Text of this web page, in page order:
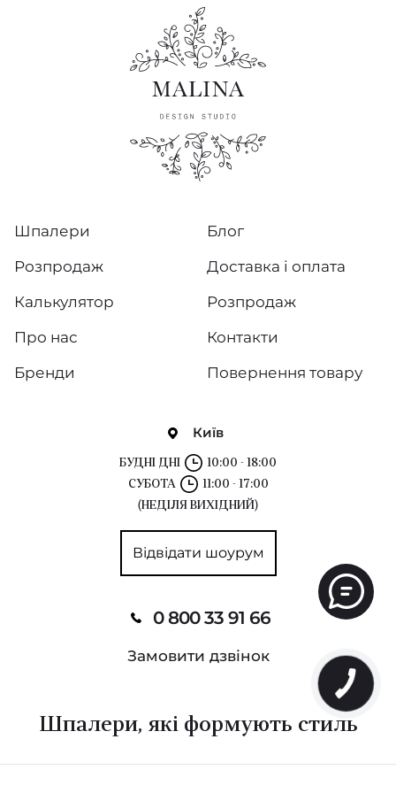
Київ
БУДНІ ДНІ
10:00 - 18:00
СУБОТА
11:00 - 17:00
(НЕДІЛЯ ВИХІДНИЙ)
Відвідати шоурум
0 800 33 91 66
Замовити дзвінок
Шпалери
Розпродаж
Калькулятор
Про нас
Бренди
Блог
Доставка і оплата
Розпродаж
Контакти
Повернення товару
Шпалери, які формують стиль